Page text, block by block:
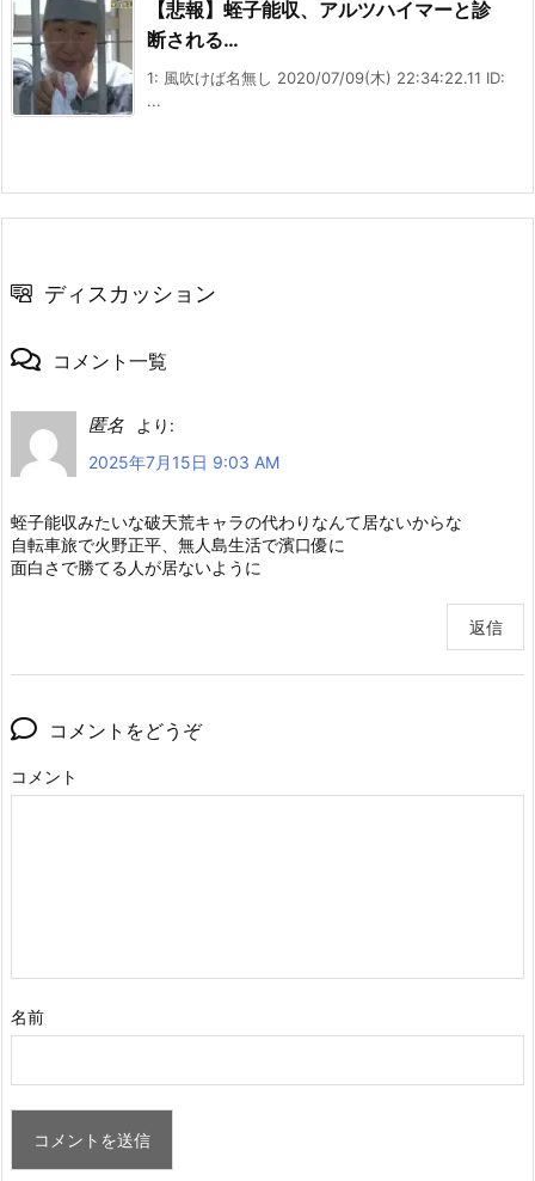
【悲報】蛭子能収、アルツハイマーと診
断される…
1: 風吹けば名無し 2020/07/09(木) 22:34:22.11 ID:
...
ディスカッション
コメント一覧
匿名
より:
2025年7月15日 9:03 AM
蛭子能収みたいな破天荒キャラの代わりなんて居ないからな
自転車旅で火野正平、無人島生活で濱口優に
面白さで勝てる人が居ないように
返信
コメントをどうぞ
コメント
名前